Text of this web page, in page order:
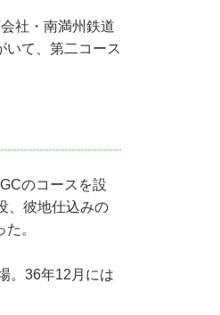
社・南満州鉄道
いて、第二コース
のコースを設
、彼地仕込みの
。
。36年12月には